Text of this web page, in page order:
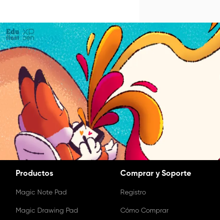
Productos
Magic Note Pad
Magic Drawing Pad
Comprar y Soporte
Registro
Cómo Comprar